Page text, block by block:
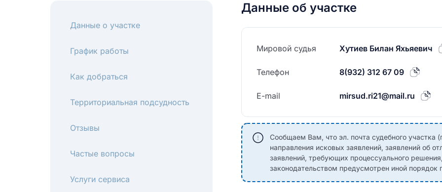
Данные о участке
График работы
Как добраться
Территориальная подсудность
Отзывы
Частые вопросы
Услуги сервиса
Данные об участке
Мировой судья Хутиев Билан Яхьяевич
Телефон 8(932) 312 67 09
E-mail mirsud.ri21@mail.ru
Сообщаем Вам, что эл. почта судебного участка
направления исковых заявлений, заявлений об
заявлений, требующих процессуального
законодательством предусмотрен иной порядок